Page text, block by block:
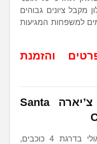
מקבל ציונים גבוהים
למשפחות המגיעות
והזמנת
Santa
סנטה צ’יארה, מלון בוטיק בנאולי בדרגת 4 כוכבים,